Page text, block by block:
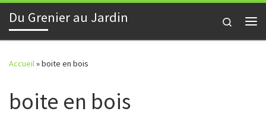
Skip to content
Du Grenier au Jardin
Search
Accueil»boite en bois
boite en bois